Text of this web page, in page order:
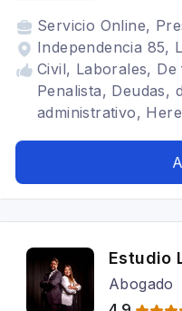
Servicio Online,
Independencia 85,
Civil, Laborales,
Penalista, Deudas,
administrativo,
Estudio
Abogado